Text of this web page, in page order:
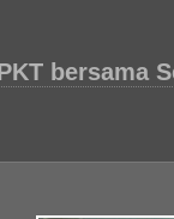
bersama